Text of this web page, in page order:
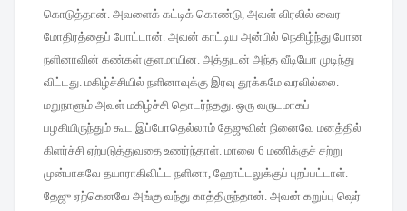
கொடுத்தான். அவளைக் கட்டிக் கொண்டு, அவள் விரலில் வைர
மோதிரத்தைப் போட்டான். அவன் காட்டிய அன்பில் நெகிழ்ந்து போன
நளினாவின் கண்கள் குளமாயின. அத்துடன் அந்த வீடியோ முடிந்து
விட்டது. மகிழ்ச்சியில் நளினாவுக்கு இரவு தூக்கமே வரவில்லை.
மறுநாளும் அவள் மகிழ்ச்சி தொடர்ந்தது. ஒரு வருடமாகப்
பழகியிருந்தும் கூட இப்போதெல்லாம் தேஜுவின் நினைவே மனத்தில்
கிளர்ச்சி ஏற்படுத்துவதை உணர்ந்தாள். மாலை 6 மணிக்குச் சற்று
முன்பாகவே தயாராகிவிட்ட நளினா, ஹோட்டலுக்குப் புறப்பட்டாள்.
தேஜு ஏற்கெனவே அங்கு வந்து காத்திருந்தான். அவன் கறுப்பு ஷெர்